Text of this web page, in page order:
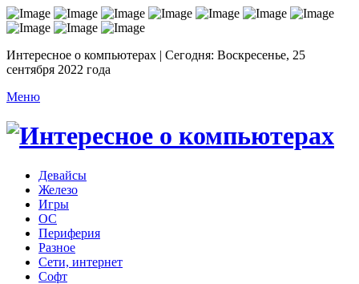
Интересное о компьютерах | Сегодня: Воскресенье, 25
сентября 2022 года
Меню
Девайсы
Железо
Игры
ОС
Периферия
Разное
Сети, интернет
Софт